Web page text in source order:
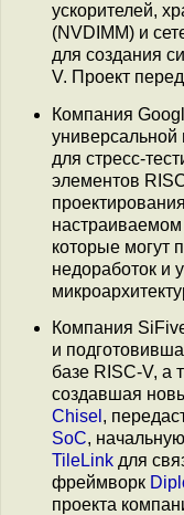
ускорителей,
(NVDIMM) и
для создания
V. Проект
Компания
для стресс-
элементов
настраиваемом
которые могут
недоработок и
Компания
и
базе RISC-V, а
создавшая
Chisel ,
SoC,
TileLink для
фреймворк
проекта